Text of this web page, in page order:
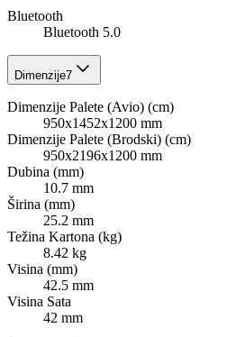
Bluetooth
Bluetooth 5.0
Dimenzije7
Dimenzije Palete (Avio) (cm)
950x1452x1200 mm
Dimenzije Palete (Brodski) (cm)
950x2196x1200 mm
Dubina (mm)
10.7 mm
Širina (mm)
25.2 mm
Težina Kartona (kg)
8.42 kg
Visina (mm)
42.5 mm
Visina Sata
42 mm